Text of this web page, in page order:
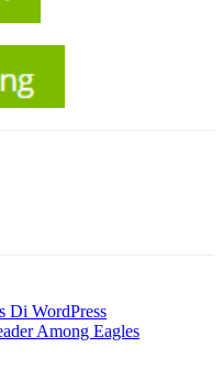
Di WordPress
Among Eagles